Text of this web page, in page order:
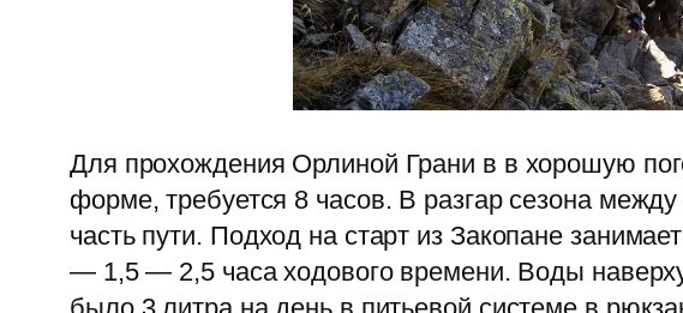
Для прохождения Орлиной Грани в в хорошую
форме, требуется 8 часов. В разгар сезона
часть пути. Подход на старт из Закопане
— 1,5 — 2,5 часа ходового времени. Воды